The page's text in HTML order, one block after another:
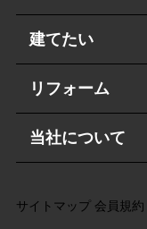
建てたい
リフォーム
当社について
サイトマップ 会員規約